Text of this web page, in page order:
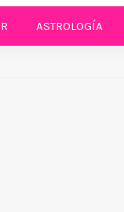
ASTROLOGÍA